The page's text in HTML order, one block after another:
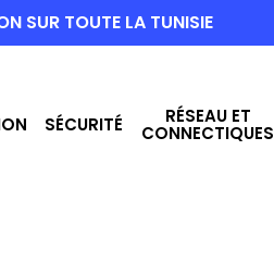
SUR TOUTE LA TUNISIE
SÉCURITÉ RÉSEAU ET
CONNECTIQUES